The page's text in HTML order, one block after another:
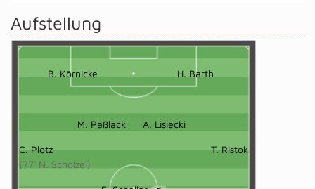
Aufstellung
B. Körnicke H. Barth
M. Paßlack A. Lisiecki
C. Plotz
(77' N. Schölzel)
T. Ristok